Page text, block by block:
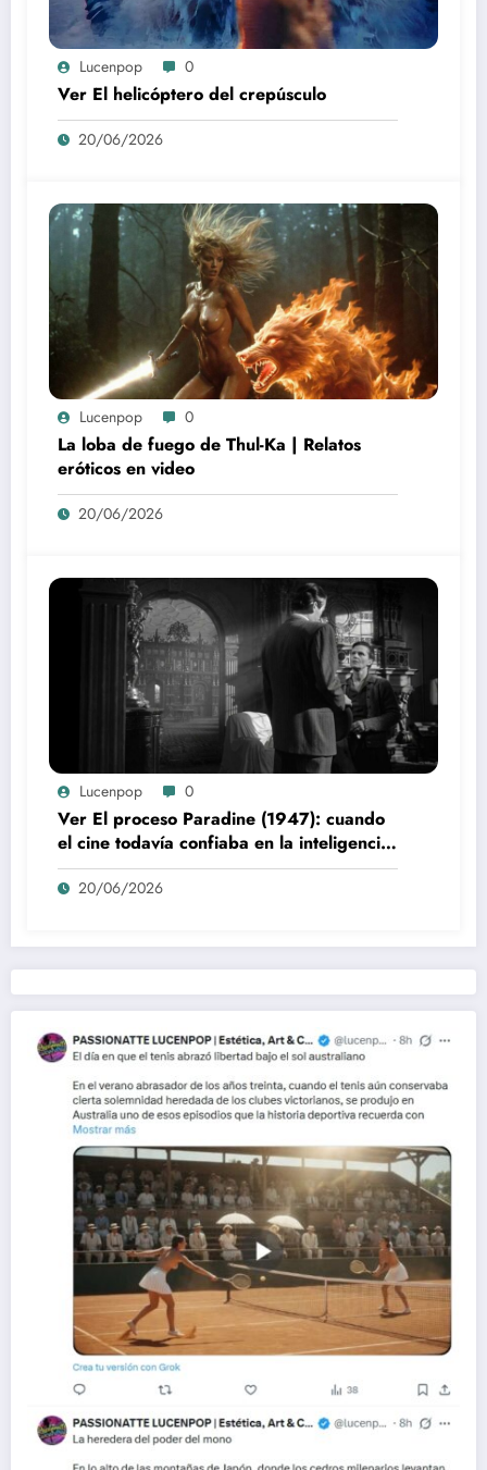
Lucenpop 0
Ver El helicóptero del crepúsculo
20/06/2026
Lucenpop 0
La loba de fuego de Thul-Ka | Relatos
eróticos en video
20/06/2026
Lucenpop 0
Ver El proceso Paradine (1947): cuando
el cine todavía confiaba en la inteligencia
del espectador
20/06/2026